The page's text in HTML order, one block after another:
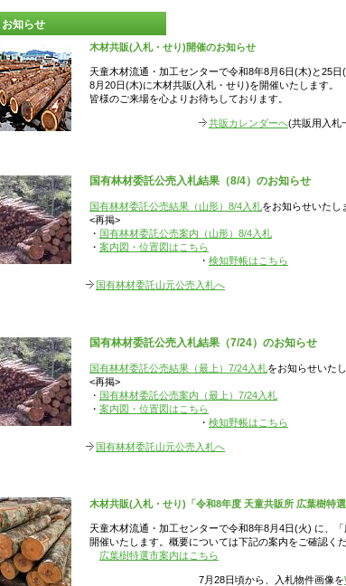
お知らせ
木材共販(入札・せり)開催のお知らせ
天童木材流通・加工センターで令和8年8月6日(木)と25
8月20日(木)に木材共販(入札・せり)を開催いたします。
皆様のご来場を心よりお待ちしております。
共販カレンダーへ(共販用入札
国有林材委託公売入札結果（8/4）のお知らせ
国有林材委託公売結果（山形）8/4入札をお知らせいたし
<再掲>
・ 国有林材委託公売案内（山形）8/4入札
・ 案内図・位置図はこちら
・ 検知野帳はこちら
国有林材委託山元公売入札へ
国有林材委託公売入札結果（7/24）のお知らせ
国有林材委託公売結果（最上）7/24入札をお知らせいたし
<再掲>
・ 国有林材委託公売案内（最上）7/24入札
・ 案内図・位置図はこちら
・ 検知野帳はこちら
国有林材委託山元公売入札へ
木材共販(入札・せり)「令和8年度 天童共販所 広葉樹特
天童木材流通・加工センターで令和8年8月4日(火) に、
開催いたします。概要については下記の案内をご確認くだ
広葉樹特選市案内はこちら
7月28日頃から、入札物件画像を